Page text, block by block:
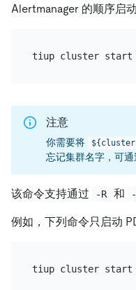
Alertmanager 的顺序启
tiup cluster start
注意
你需要将
忘记集群名字，可通
该命令支持通过 -R 和
例如，下列命令只启动
tiup cluster start